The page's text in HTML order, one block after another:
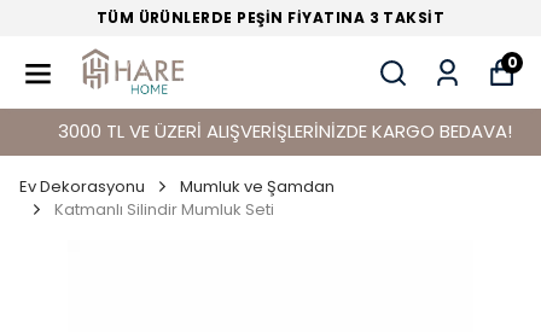
TÜM ÜRÜNLERDE PEŞİN FİYATINA 3 TAKSİT
0
3000 TL VE ÜZERİ ALIŞVERİŞLERİNİZDE KARGO BEDAVA!
Ev Dekorasyonu
Mumluk ve Şamdan
Katmanlı Silindir Mumluk Seti